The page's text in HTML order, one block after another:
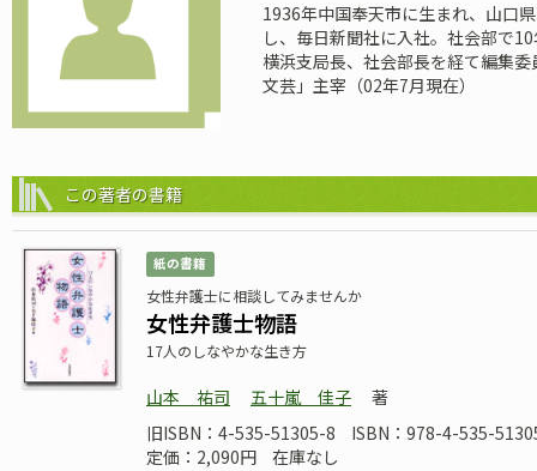
1936年中国奉天市に生まれ、山口
し、毎日新聞社に入社。社会部で
横浜支局長、社会部長を経て編集
文芸」主宰（02年7月現在）
この著者の書籍
紙の書籍
女性弁護士に相談してみませんか
女性弁護士物語
17人のしなやかな生き方
山本 祐司 五十嵐 佳子
著
旧ISBN：4-535-51305-8
ISBN：978-4-535-
定価：2,090円
在庫なし